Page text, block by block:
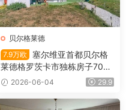
贝尔格莱德
7.9万欧
塞尔维亚首都贝尔格
莱德格罗茨卡市独栋房子700
㎡/51㎡/7.9万欧
2026-06-04 29.9